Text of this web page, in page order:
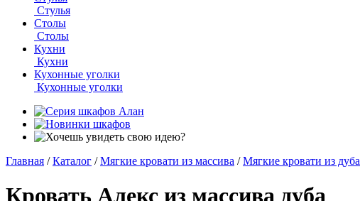
Стулья
Столы
Столы
Кухни
Кухни
Кухонные уголки
Кухонные уголки
Главная / Каталог / Мягкие кровати из массива / Мягкие кровати из дуба
Кровать Алекс из массива дуба